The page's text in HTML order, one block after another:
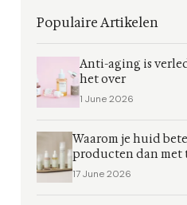
Populaire Artikelen
Anti-aging is
het over
1 June 2026
Waarom je huid
producten dan
17 June 2026